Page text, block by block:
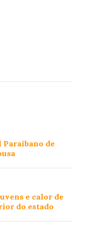
Paraibano de
e calor de
do estado